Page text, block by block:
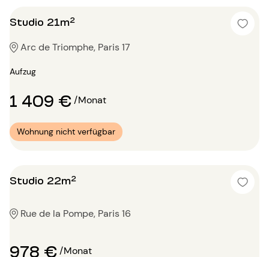
Studio 21m²
Arc de Triomphe, Paris 17
Aufzug
1 409 €/Monat
Wohnung nicht verfügbar
Studio 22m²
Rue de la Pompe, Paris 16
978 €/Monat